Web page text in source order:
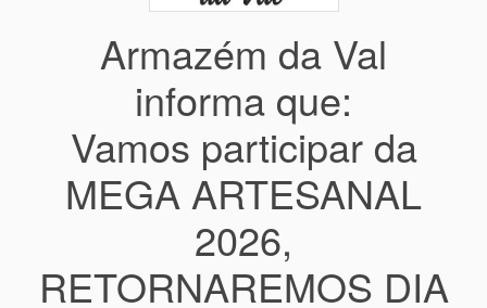
Armazém da Val
informa que:
Vamos participar da
MEGA ARTESANAL
2026,
RETORNAREMOS DIA